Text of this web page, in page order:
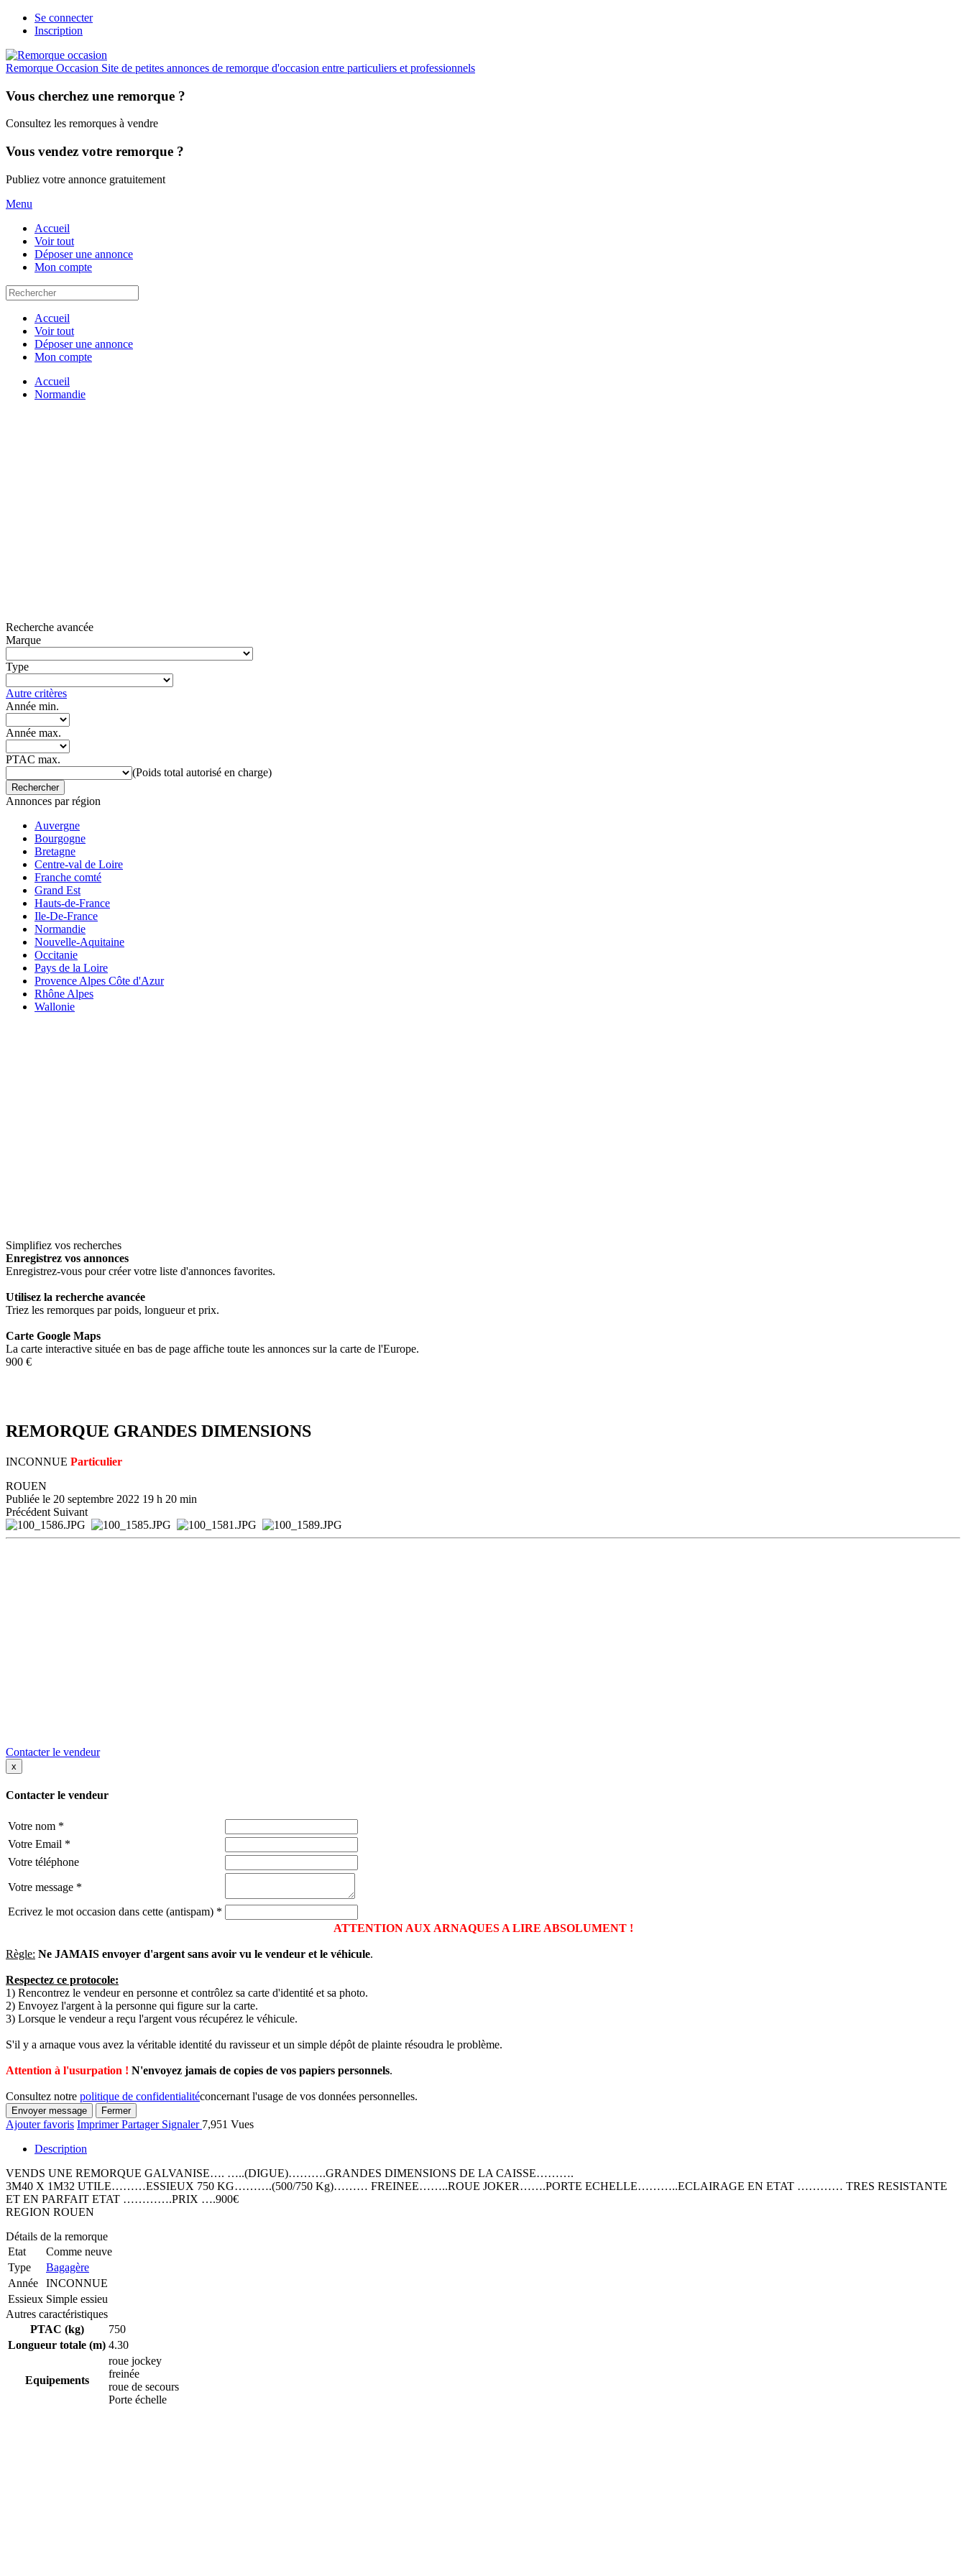
Se connecter
Inscription
Remorque Occasion Site de petites annonces de remorque d'occasion entre particuliers et professionnels
Vous cherchez une remorque ?
Consultez les remorques à vendre
Vous vendez votre remorque ?
Publiez votre annonce gratuitement
Menu
Accueil
Voir tout
Déposer une annonce
Mon compte
Accueil
Voir tout
Déposer une annonce
Mon compte
Accueil
Normandie
Recherche avancée
Marque
Type
Autre critères
Année min.
Année max.
PTAC max.
(Poids total autorisé en charge)
Rechercher
Annonces par région
Auvergne
Bourgogne
Bretagne
Centre-val de Loire
Franche comté
Grand Est
Hauts-de-France
Ile-De-France
Normandie
Nouvelle-Aquitaine
Occitanie
Pays de la Loire
Provence Alpes Côte d'Azur
Rhône Alpes
Wallonie
Simplifiez vos recherches
Enregistrez vos annonces
Enregistrez-vous pour créer votre liste d'annonces favorites.
Utilisez la recherche avancée
Triez les remorques par poids, longueur et prix.
Carte Google Maps
La carte interactive située en bas de page affiche toute les annonces sur la carte de l'Europe.
900 €
REMORQUE GRANDES DIMENSIONS
INCONNUE Particulier
ROUEN
Publiée le 20 septembre 2022 19 h 20 min
Précédent Suivant
Contacter le vendeur
x
Contacter le vendeur
Votre nom *
Votre Email *
Votre téléphone
Votre message *
Ecrivez le mot occasion dans cette (antispam) *
ATTENTION AUX ARNAQUES A LIRE ABSOLUMENT !
Règle: Ne JAMAIS envoyer d'argent sans avoir vu le vendeur et le véhicule.
Respectez ce protocole:
1) Rencontrez le vendeur en personne et contrôlez sa carte d'identité et sa photo.
2) Envoyez l'argent à la personne qui figure sur la carte.
3) Lorsque le vendeur a reçu l'argent vous récupérez le véhicule.
S'il y a arnaque vous avez la véritable identité du ravisseur et un simple dépôt de plainte résoudra le problème.
Attention à l'usurpation ! N'envoyez jamais de copies de vos papiers personnels.
Consultez notre politique de confidentialitéconcernant l'usage de vos données personnelles.
Envoyer message Fermer
Ajouter favoris ImprimerPartager Signaler 7,951 Vues
Description
VENDS UNE REMORQUE GALVANISE…. …..(DIGUE)……….GRANDES DIMENSIONS DE LA CAISSE……….
3M40 X 1M32 UTILE………ESSIEUX 750 KG……….(500/750 Kg)……… FREINEE……..ROUE JOKER…….PORTE ECHELLE………..ECLAIRAGE EN ETAT ………… TRES RESISTANTE
ET EN PARFAIT ETAT ………….PRIX ….900€
REGION ROUEN
Détails de la remorque
Etat
Comme neuve
Type
Bagagère
Année
INCONNUE
Essieux Simple essieu
Autres caractéristiques
PTAC (kg)
750
Longueur totale (m) 4.30
Equipements
roue jockey
freinée
roue de secours
Porte échelle